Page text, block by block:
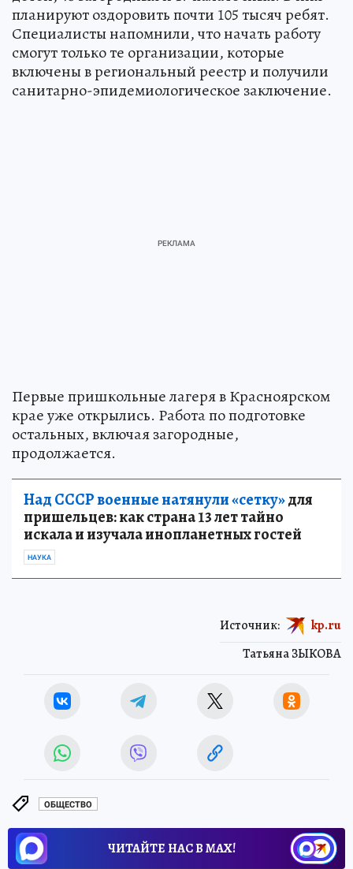
планируют оздоровить почти 105 тысяч ребят.
Специалисты напомнили, что начать работу
смогут только те организации, которые
включены в региональный реестр и получили
санитарно-эпидемиологическое заключение.
Первые пришкольные лагеря в Красноярском
крае уже открылись. Работа по подготовке
остальных, включая загородные,
продолжается.
Над СССР военные натянули «сетку»для
пришельцев: как страна 13 лет тайно
искала и изучала инопланетных гостей
НАУКА
Татьяна ЗЫКОВА
Источник: kp.ru
ОБЩЕСТВО
ЧИТАЙТЕ НАС В МАХ!